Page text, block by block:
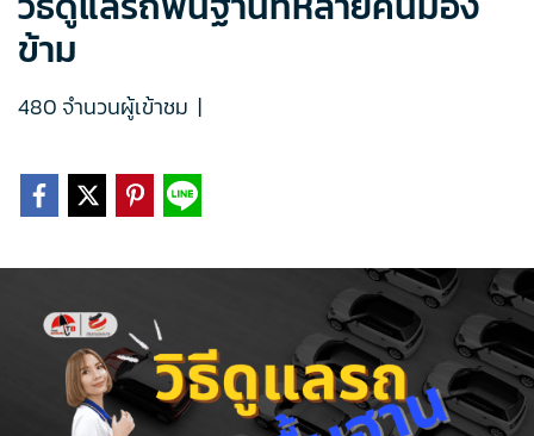
ข้าม
480 จำนวนผู้เข้าชม |